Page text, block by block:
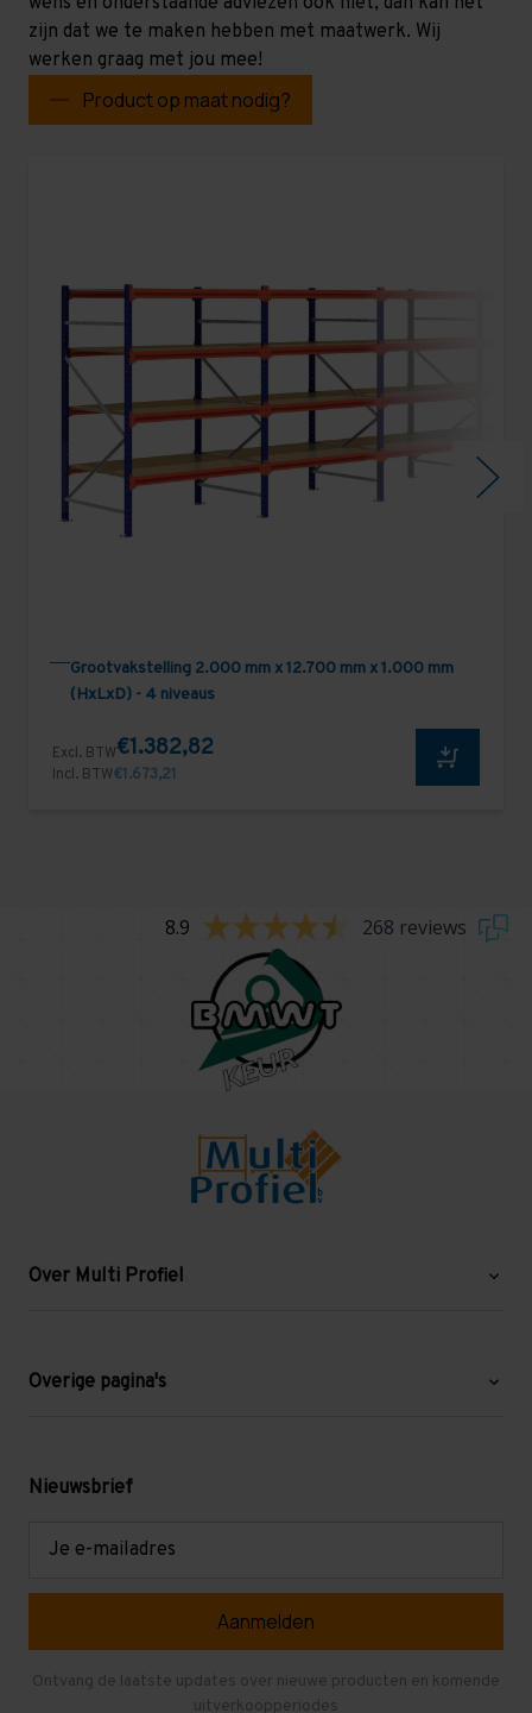
zijn dat we te maken hebben met maatwerk. Wij
werken graag met jou mee!
Product op maat nodig?
Grootvakstelling 2.000 mm x 12.700 mm x 1.000 mm
(HxLxD) - 4 niveaus
Excl. BTW€1.382,82
Incl. BTW€1.673,21
8.9 268 reviews
Over Multi Profiel
Blog
Levering en afhalen
Overige pagina's
Mezzanine
Gebruikte entresolvloeren
Nieuwsbrief
Ontvang de laatste updates over nieuwe producten en komende
uitverkoopperiodes